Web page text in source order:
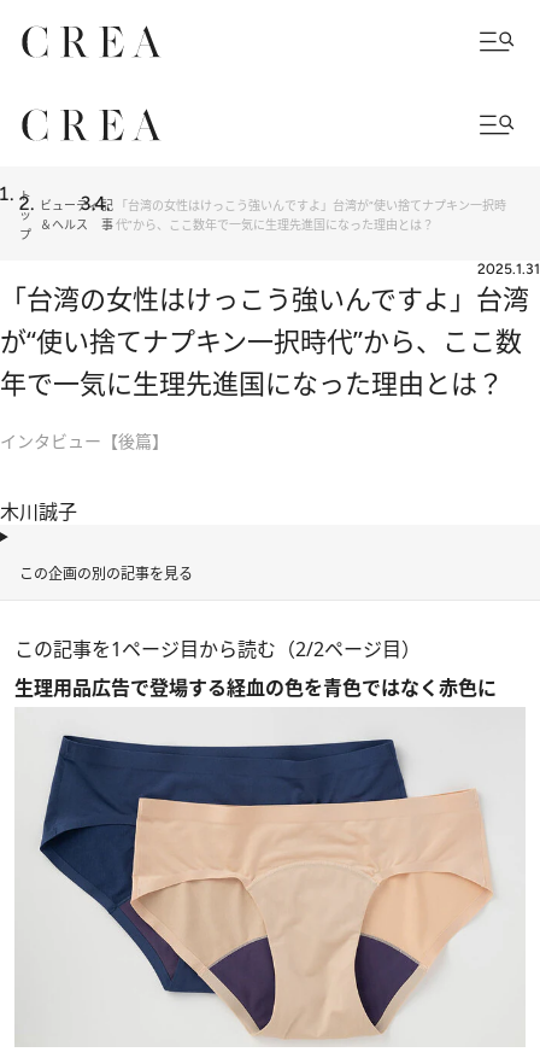
ト
ッ
プ
ビューティ
＆ヘルス
記
事
「台湾の女性はけっこう強いんですよ」台湾が“使い捨てナプキン一択時
代”から、ここ数年で一気に生理先進国になった理由とは？
2025.1.31
「台湾の女性はけっこう強いんですよ」台湾
が“使い捨てナプキン一択時代”から、ここ数
年で一気に生理先進国になった理由とは？
インタビュー【後篇】
木川誠子
この企画の別の記事を見る
この記事を1ページ目から読む（2/2ページ目）
生理用品広告で登場する経血の色を青色ではなく赤色に